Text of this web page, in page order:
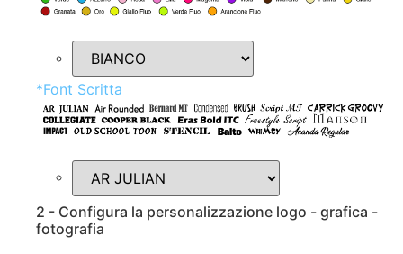
*Font Scritta
2 - Configura la personalizzazione logo - grafica -
fotografia